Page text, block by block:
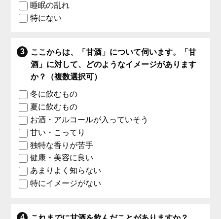
睡眠の乱れ
特にない
ここからは、「甘酒」について伺います。「甘
酒」に対して、どのようなイメージがあります
か？（複数選択可）
冬に飲むもの
夏に飲むもの
お酒・アルコールが入っていそう
甘い・こってり
独特な香りが苦手
健康・美容に良い
あまりよく知らない
特にイメージがない